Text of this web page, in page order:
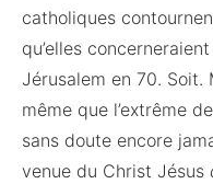
catholiques
qu’elles
Jérusalem en 70. Soit.
même que l’extrême
sans doute encore
venue du Christ Jésus